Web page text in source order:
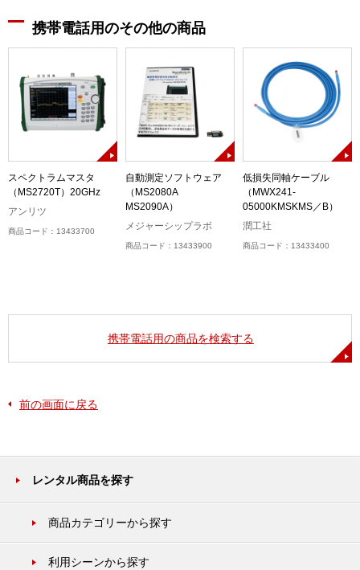
携帯電話用のその他の商品
スペクトラムマスタ
（MS2720T）20GHz
アンリツ
商品コード：13433700
自動測定ソフトウェア
（MS2080A
MS2090A）
メジャーシップラボ
商品コード：13433900
低損失同軸ケーブル
（MWX241-
05000KMSKMS／B）
潤工社
商品コード：13433400
携帯電話用の商品を検索する
前の画面に戻る
レンタル商品を探す
商品カテゴリーから探す
利用シーンから探す